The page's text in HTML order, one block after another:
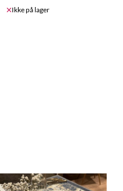
Ikke på lager